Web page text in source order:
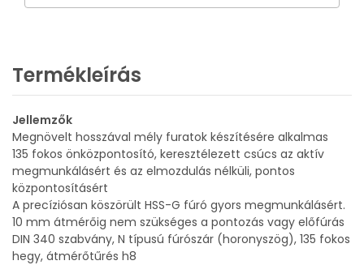
Termékleírás
Jellemzők
Megnövelt hosszával mély furatok készítésére alkalmas
135 fokos önközpontosító, keresztélezett csúcs az aktív
megmunkálásért és az elmozdulás nélküli, pontos
központosításért
A precíziósan köszörült HSS-G fúró gyors megmunkálásért.
10 mm átmérőig nem szükséges a pontozás vagy előfúrás
DIN 340 szabvány, N típusú fúrószár (horonyszög), 135 fokos
hegy, átmérőtűrés h8